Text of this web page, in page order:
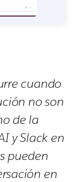
cuando
no son
de la
y Slack en
pueden
en